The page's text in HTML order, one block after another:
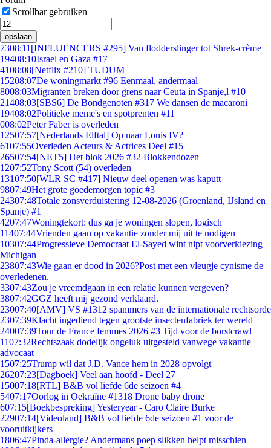
Scrollbar gebruiken
opslaan
7308:11 [INFLUENCERS #295] Van flodderslinger tot Shrek-crème
19408:10Israel en Gaza #17
4108:08[Netflix #210] TUDUM
15208:07De woningmarkt #96 Eenmaal, andermaal
8008:03Migranten breken door grens naar Ceuta in Spanje,l #10
21408:03[SBS6] De Bondgenoten #317 We dansen de macaroni
19408:02Politieke meme's en spotprenten #11
008:02Peter Faber is overleden
12507:57[Nederlands Elftal] Op naar Louis IV?
6107:55Overleden Acteurs & Actrices Deel #15
26507:54[NET5] Het blok 2026 #32 Blokkendozen
1207:52Tony Scott (54) overleden
13107:50[WLR SC #417] Nieuw deel openen was kaputt
9807:49Het grote goedemorgen topic #3
24307:48Totale zonsverduistering 12-08-2026 (Groenland, IJsland en
Spanje) #1
4207:47Woningtekort: dus ga je woningen slopen, logisch
11407:44Vrienden gaan op vakantie zonder mij uit te nodigen
10307:44Progressieve Democraat El-Sayed wint nipt voorverkiezing
Michigan
23807:43Wie gaan er dood in 2026?Post met een vleugje cynisme de
overledenen.
3307:43Zou je vreemdgaan in een relatie kunnen vergeven?
3807:42GGZ heeft mij gezond verklaard.
23007:40[AMV] VS #1312 spammers van de internationale rechtsorde
2307:39Klacht ingediend tegen grootste insectenfabriek ter wereld
24007:39Tour de France femmes 2026 #3 Tijd voor de borstcrawl
1107:32Rechtszaak dodelijk ongeluk uitgesteld vanwege vakantie
advocaat
1507:25Trump wil dat J.D. Vance hem in 2028 opvolgt
26207:23[Dagboek] Veel aan hoofd - Deel 27
15007:18[RTL] B&B vol liefde 6de seizoen #4
5407:17Oorlog in Oekraïne #1318 Drone baby drone
607:15[Boekbespreking] Yesteryear - Caro Claire Burke
22907:14[Videoland] B&B vol liefde 6de seizoen #1 voor de
vooruitkijkers
1806:47Pinda-allergie? Andermans poep slikken helpt misschien